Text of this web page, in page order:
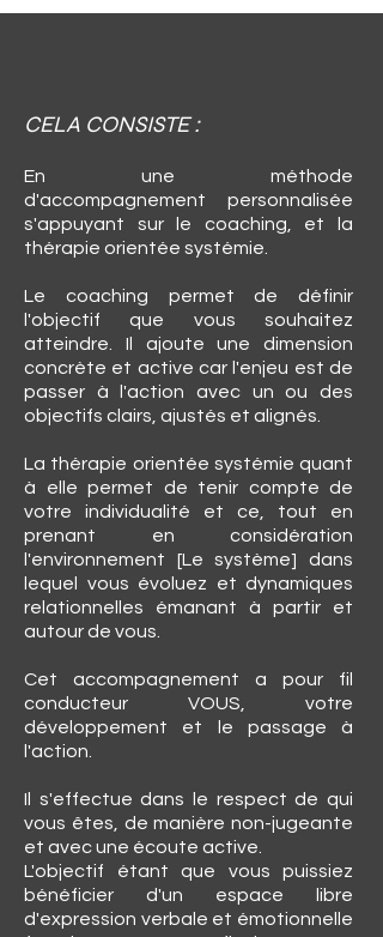
CELA CONSISTE :
En une méthode
d'accompagnement personnalisée
s'appuyant sur le coaching, et la
thérapie orientée systémie.
Le coaching permet de définir
l'objectif que vous souhaitez
atteindre. Il ajoute une dimension
concrète et active car l'enjeu est de
passer à l'action avec un ou des
objectifs clairs, ajustés et alignés.
La thérapie orientée systémie quant
à elle permet de tenir compte de
votre individualité et ce, tout en
prenant en considération
l'environnement [Le système] dans
lequel vous évoluez et dynamiques
relationnelles émanant à partir et
autour de vous.
Cet accompagnement a pour fil
conducteur VOUS, votre
développement et le passage à
l'action.
Il s'effectue dans le respect de qui
vous êtes, de manière non-jugeante
et avec une écoute active.
L'objectif étant que vous puissiez
bénéficier d'un espace libre
d'expression verbale et émotionnelle